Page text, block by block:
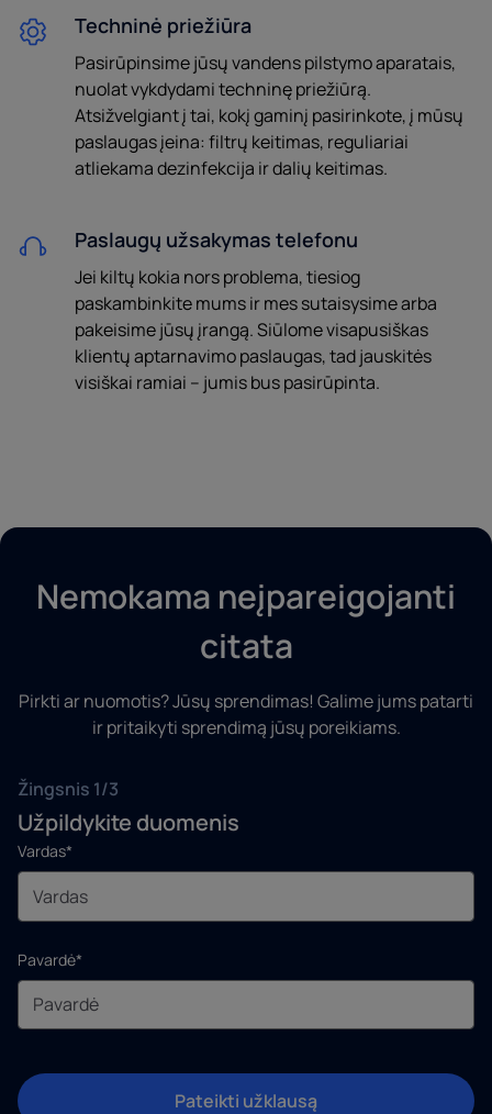
Techninė priežiūra
Pasirūpinsime jūsų vandens pilstymo aparatais,
nuolat vykdydami techninę priežiūrą.
Atsižvelgiant į tai, kokį gaminį pasirinkote, į mūsų
paslaugas įeina: filtrų keitimas, reguliariai
atliekama dezinfekcija ir dalių keitimas.
Paslaugų užsakymas telefonu
Jei kiltų kokia nors problema, tiesiog
paskambinkite mums ir mes sutaisysime arba
pakeisime jūsų įrangą. Siūlome visapusiškas
klientų aptarnavimo paslaugas, tad jauskitės
visiškai ramiai – jumis bus pasirūpinta.
Nemokama neįpareigojanti
citata
Pirkti ar nuomotis? Jūsų sprendimas! Galime jums patarti
ir pritaikyti sprendimą jūsų poreikiams.
Žingsnis 1/3
Užpildykite duomenis
Vardas*
Pavardė*
Pateikti užklausą